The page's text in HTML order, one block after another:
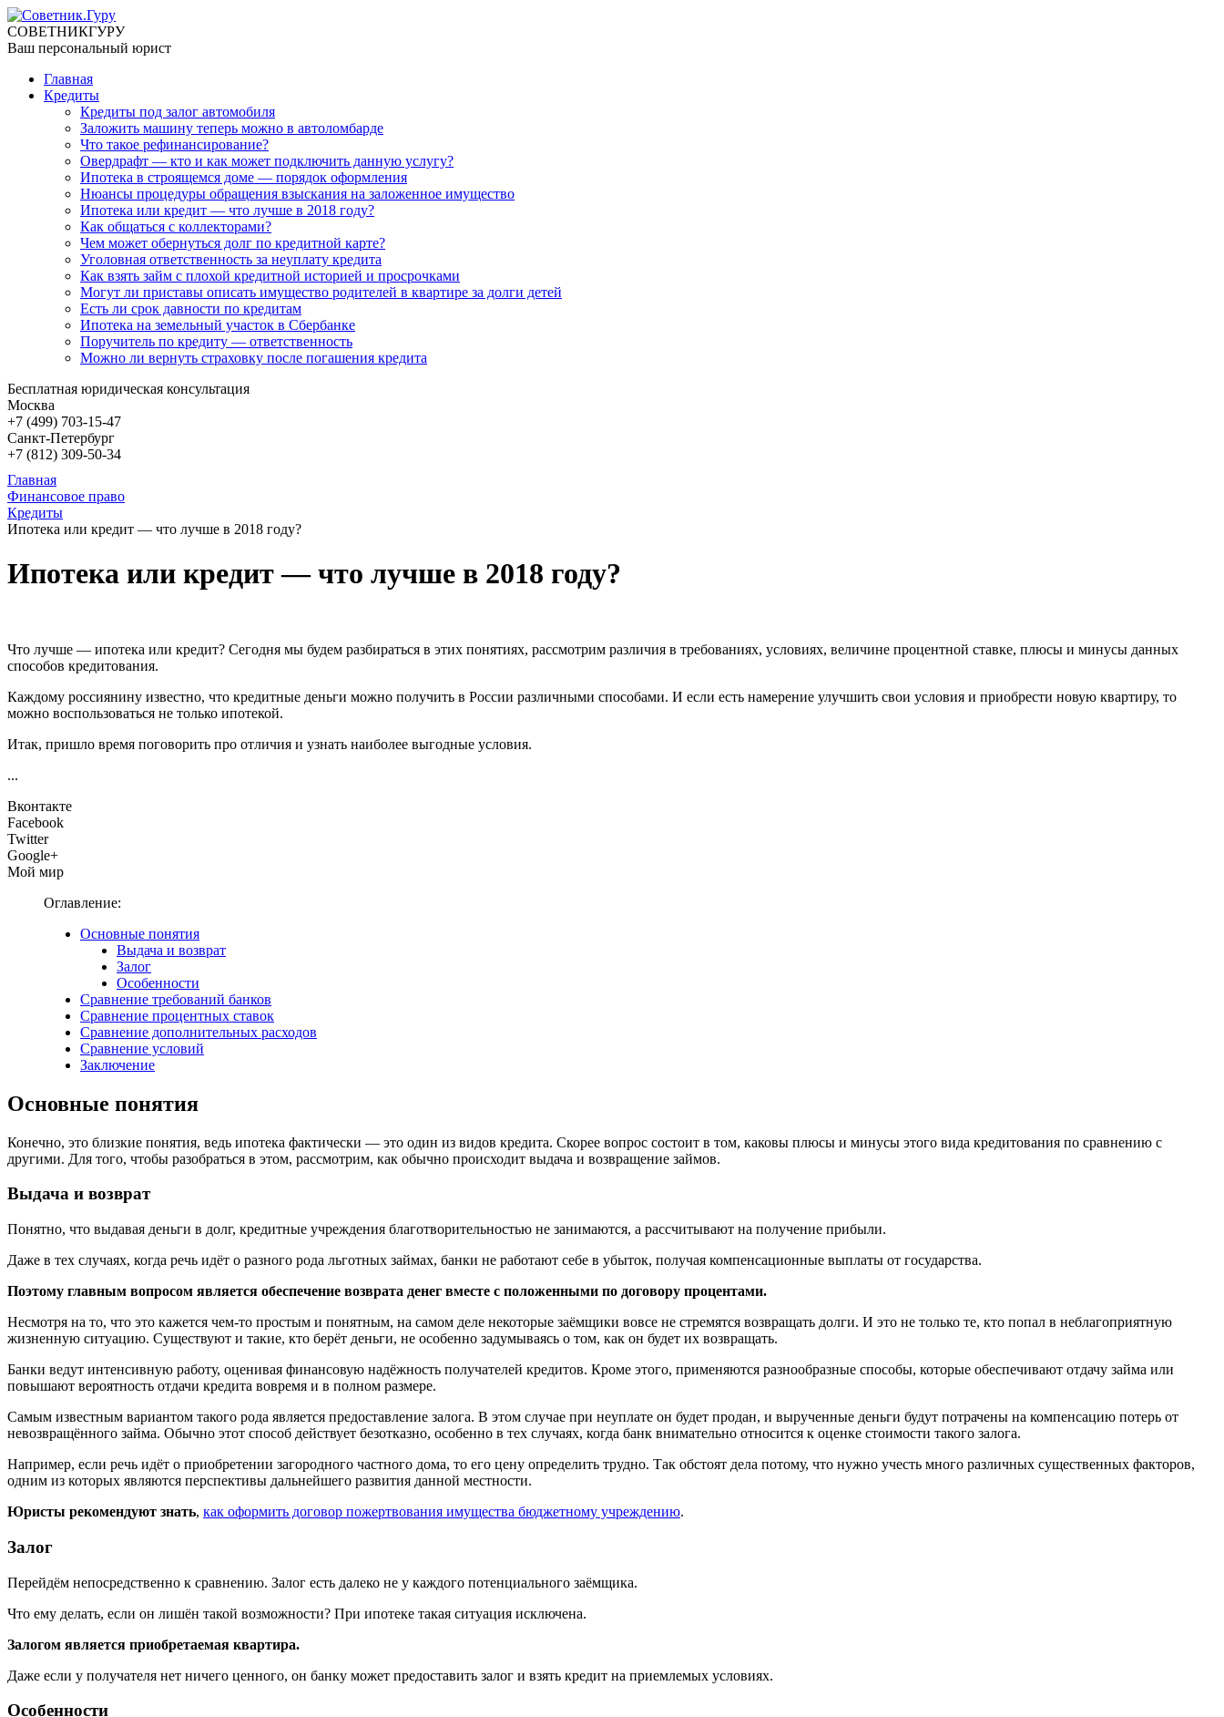
СОВЕТНИКГУРУ
Ваш персональный юрист
Главная
Кредиты
Кредиты под залог автомобиля
Заложить машину теперь можно в автоломбарде
Что такое рефинансирование?
Овердрафт — кто и как может подключить данную услугу?
Ипотека в строящемся доме — порядок оформления
Нюансы процедуры обращения взыскания на заложенное имущество
Ипотека или кредит — что лучше в 2018 году?
Как общаться с коллекторами?
Чем может обернуться долг по кредитной карте?
Уголовная ответственность за неуплату кредита
Как взять займ с плохой кредитной историей и просрочками
Могут ли приставы описать имущество родителей в квартире за долги детей
Есть ли срок давности по кредитам
Ипотека на земельный участок в Сбербанке
Поручитель по кредиту — ответственность
Можно ли вернуть страховку после погашения кредита
Бесплатная юридическая консультация
Москва
+7 (499) 703-15-47
Санкт-Петербург
+7 (812) 309-50-34
Главная
Финансовое право
Кредиты
Ипотека или кредит — что лучше в 2018 году?
Ипотека или кредит — что лучше в 2018 году?
Что лучше — ипотека или кредит? Сегодня мы будем разбираться в этих понятиях, рассмотрим различия в требованиях, условиях, величине процентной ставке, плюсы и минусы данных
способов кредитования.
Каждому россиянину известно, что кредитные деньги можно получить в России различными способами. И если есть намерение улучшить свои условия и приобрести новую квартиру, то
можно воспользоваться не только ипотекой.
Итак, пришло время поговорить про отличия и узнать наиболее выгодные условия.
...
Вконтакте
Facebook
Twitter
Google+
Мой мир
Оглавление:
Основные понятия
Выдача и возврат
Залог
Особенности
Сравнение требований банков
Сравнение процентных ставок
Сравнение дополнительных расходов
Сравнение условий
Заключение
Основные понятия
Конечно, это близкие понятия, ведь ипотека фактически — это один из видов кредита. Скорее вопрос состоит в том, каковы плюсы и минусы этого вида кредитования по сравнению с
другими. Для того, чтобы разобраться в этом, рассмотрим, как обычно происходит выдача и возвращение займов.
Выдача и возврат
Понятно, что выдавая деньги в долг, кредитные учреждения благотворительностью не занимаются, а рассчитывают на получение прибыли.
Даже в тех случаях, когда речь идёт о разного рода льготных займах, банки не работают себе в убыток, получая компенсационные выплаты от государства.
Поэтому главным вопросом является обеспечение возврата денег вместе с положенными по договору процентами.
Несмотря на то, что это кажется чем-то простым и понятным, на самом деле некоторые заёмщики вовсе не стремятся возвращать долги. И это не только те, кто попал в неблагоприятную
жизненную ситуацию. Существуют и такие, кто берёт деньги, не особенно задумываясь о том, как он будет их возвращать.
Банки ведут интенсивную работу, оценивая финансовую надёжность получателей кредитов. Кроме этого, применяются разнообразные способы, которые обеспечивают отдачу займа или
повышают вероятность отдачи кредита вовремя и в полном размере.
Самым известным вариантом такого рода является предоставление залога. В этом случае при неуплате он будет продан, и вырученные деньги будут потрачены на компенсацию потерь от
невозвращённого займа. Обычно этот способ действует безотказно, особенно в тех случаях, когда банк внимательно относится к оценке стоимости такого залога.
Например, если речь идёт о приобретении загородного частного дома, то его цену определить трудно. Так обстоят дела потому, что нужно учесть много различных существенных факторов,
одним из которых являются перспективы дальнейшего развития данной местности.
Юристы рекомендуют знать, как оформить договор пожертвования имущества бюджетному учреждению.
Залог
Перейдём непосредственно к сравнению. Залог есть далеко не у каждого потенциального заёмщика.
Что ему делать, если он лишён такой возможности? При ипотеке такая ситуация исключена.
Залогом является приобретаемая квартира.
Даже если у получателя нет ничего ценного, он банку может предоставить залог и взять кредит на приемлемых условиях.
Особенности